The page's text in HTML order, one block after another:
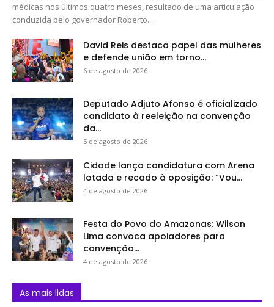
médicas nos últimos quatro meses, resultado de uma articulação
conduzida pelo governador Roberto...
David Reis destaca papel das mulheres
e defende união em torno...
6 de agosto de 2026
Deputado Adjuto Afonso é oficializado
candidato à reeleição na convenção
da...
5 de agosto de 2026
Cidade lança candidatura com Arena
lotada e recado à oposição: “Vou...
4 de agosto de 2026
Festa do Povo do Amazonas: Wilson
Lima convoca apoiadores para
convenção...
4 de agosto de 2026
As mais lidas